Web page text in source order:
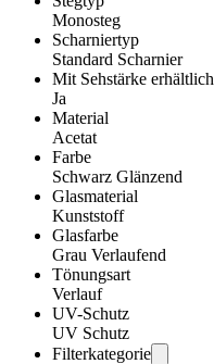
Monosteg
Scharniertyp
Standard Scharnier
Mit Sehstärke erhältlich
Ja
Material
Acetat
Farbe
Schwarz Glänzend
Glasmaterial
Kunststoff
Glasfarbe
Grau Verlaufend
Tönungsart
Verlauf
UV-Schutz
UV Schutz
Filterkategorie